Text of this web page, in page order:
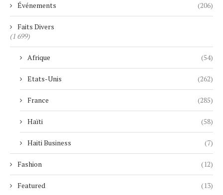
Événements (206)
Faits Divers
(1 699)
Afrique (54)
Etats-Unis (262)
France (285)
Haïti (58)
Haiti Business (7)
Fashion (12)
Featured (13)